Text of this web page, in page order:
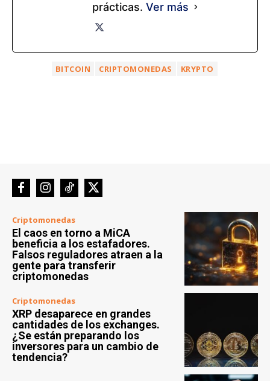
prácticas. Ver más
BITCOIN CRIPTOMONEDAS KRYPTO
Criptomonedas
El caos en torno a MiCA
beneficia a los estafadores.
Falsos reguladores atraen a la
gente para transferir
criptomonedas
Criptomonedas
XRP desaparece en grandes
cantidades de los exchanges.
¿Se están preparando los
inversores para un cambio de
tendencia?